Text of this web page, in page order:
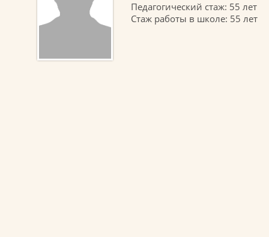
Педагогический стаж: 55 лет
Стаж работы в школе: 55 лет